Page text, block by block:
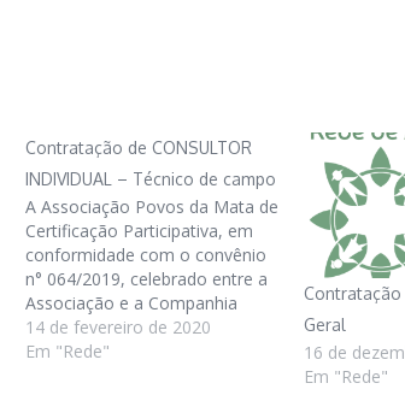
Contratação de CONSULTOR
INDIVIDUAL – Técnico de campo
A Associação Povos da Mata de
Certificação Participativa, em
conformidade com o convênio
n° 064/2019, celebrado entre a
Associação e a Companhia
de Desenvolvimento e Ação
Regional (CAR), , convida
14 de fevereiro de 2020
Em "Rede"
Contratação
Geral
16 de
Em "Rede"